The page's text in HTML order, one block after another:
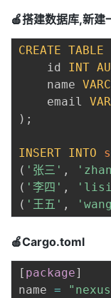
🍎搭建数据库,新
CREATE TABLE
    id
INT
    name
    email
) ;
INSERT INTO
( '张三' ,
( '李四' ,
( '王五' ,
🍎Cargo.toml
[ package]
name =